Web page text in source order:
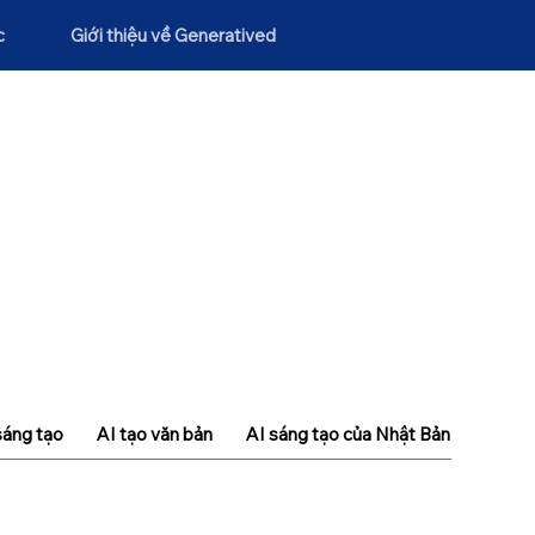
Giới thiệu về Generatived
tạo AI tạo văn bản AI sáng tạo của Nhật Bản